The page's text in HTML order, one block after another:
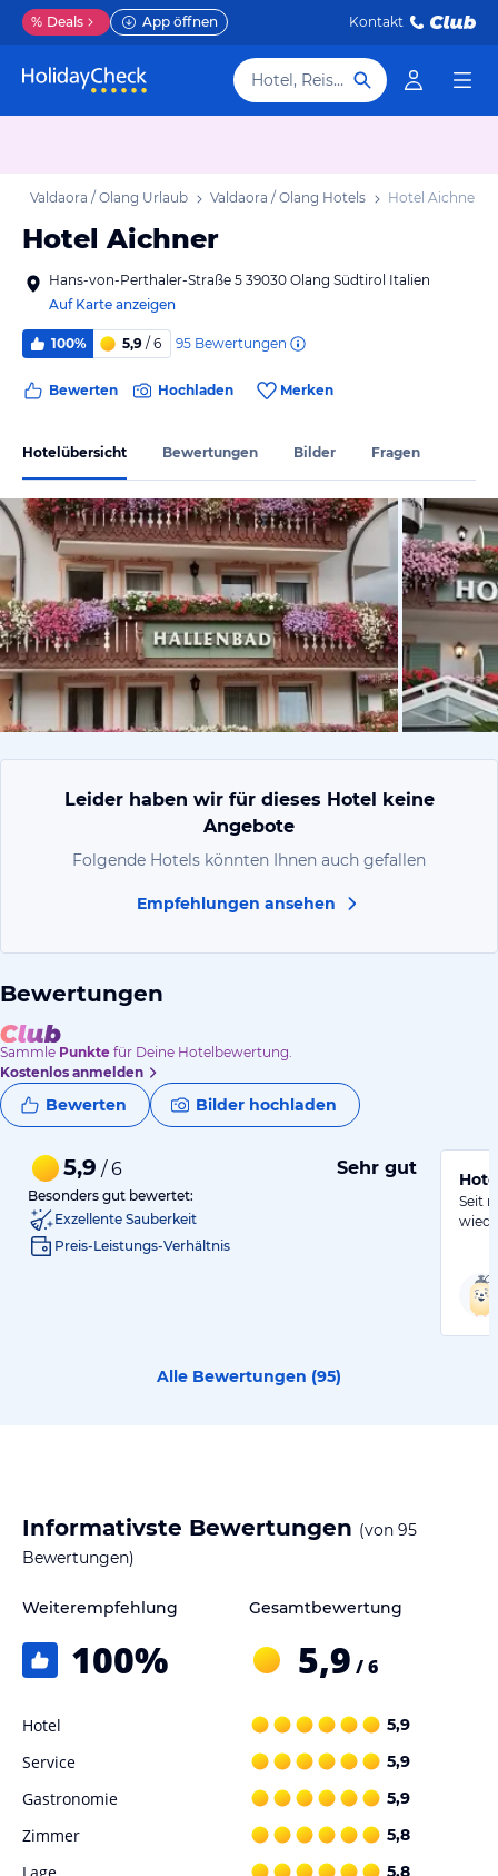
% Deals App öffnen Kontakt
Hotel, Reiseziel
Valdaora / Olang Urlaub Valdaora / Olang Hotels Hotel Aichner
Hotel Aichner
Hans-von-Perthaler-Straße 5 39030 Olang Südtirol Italien
Auf Karte anzeigen
100% 5,9 / 6 95 Bewertungen
Bewerten Hochladen Merken
Hotelübersicht Bewertungen Bilder Fragen
von Klaus,
Leider haben wir für dieses Hotel keine
Angebote
Folgende Hotels könnten Ihnen auch gefallen
Empfehlungen ansehen
Bewertungen
Sammle Punkte für Deine Hotelbewertung.
Kostenlos anmelden
Bewerten Bilder hochladen
5,9 / 6 Sehr gut
Besonders gut bewertet:
Exzellente Sauberkeit
Preis-Leistungs-Verhältnis
Seit
Alle Bewertungen (95)
Informativste Bewertungen (von 95
Bewertungen)
Weiterempfehlung
100%
Gesamtbewertung
5,9 / 6
Hotel 5,9
Service 5,9
Gastronomie 5,9
Zimmer 5,8
5,8